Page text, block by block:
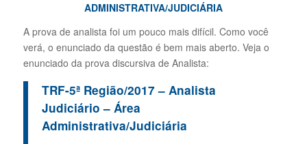
ADMINISTRATIVA/JUDICIÁRIA
A prova de analista foi um pouco mais difícil. Como você
verá, o enunciado da questão é bem mais aberto. Veja o
enunciado da prova discursiva de Analista:
TRF-5ª Região/2017 – Analista
Judiciário – Área
Administrativa/Judiciária